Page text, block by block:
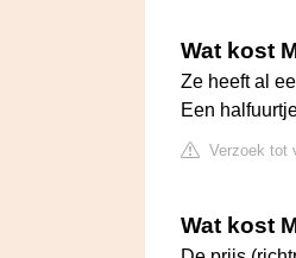
Wat kost
Ze heeft al
Een
Verzoek tot
Wat kost